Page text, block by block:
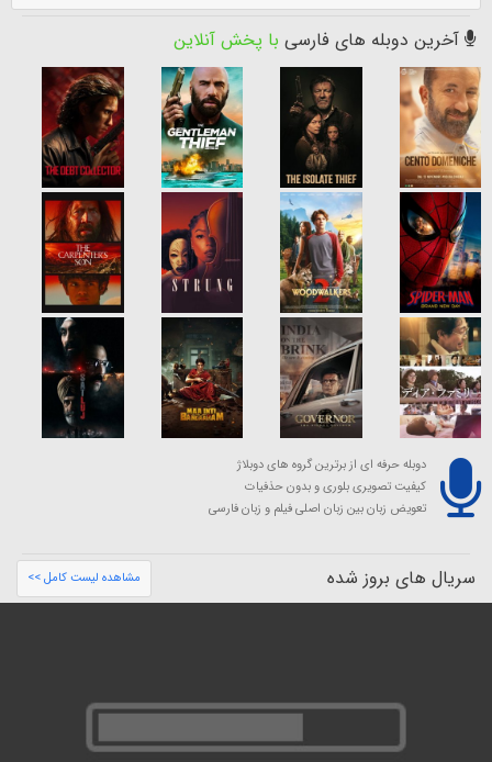
آخرین دوبله های فارسی با پخش آنلاین
دوبله حرفه ای از برترین گروه های دوبلاژ
کیفیت تصویری بلوری و بدون حذفیات
تعویض زبان بین زبان اصلی فیلم و زبان فارسی
سریال های بروز شده مشاهده لیست کامل >>